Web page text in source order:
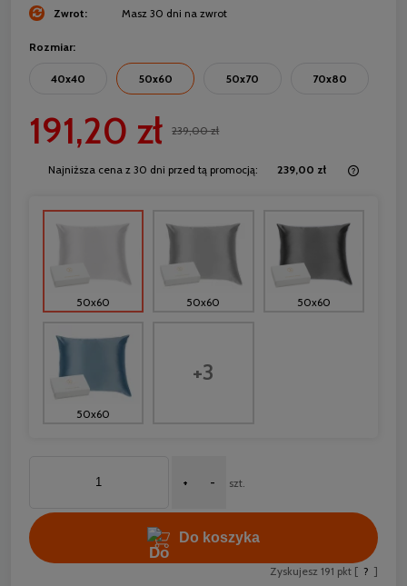
Zwrot:
Masz 30 dni na zwrot
Rozmiar:
40x40 50x60 50x70 70x80
191,20 zł 239,00 zł
Najniższa cena z 30 dni przed tą promocją: 239,00 zł
50x60 50x60 50x60
50x60
+3
+ - szt.
Do koszyka
Zyskujesz 191 pkt [ ? ]